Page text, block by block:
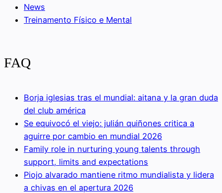
News
Treinamento Físico e Mental
FAQ
Borja iglesias tras el mundial: aitana y la gran duda
del club américa
Se equivocó el viejo: julián quiñones critica a
aguirre por cambio en mundial 2026
Family role in nurturing young talents through
support, limits and expectations
Piojo alvarado mantiene ritmo mundialista y lidera
a chivas en el apertura 2026